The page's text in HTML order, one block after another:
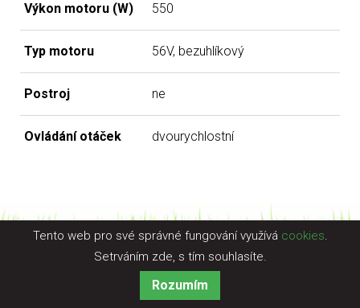
Výkon motoru (W) 550
Typ motoru 56V, bezuhlíkový
Postroj ne
Ovládání otáček dvourychlostní
© 2016 - Zahradní technika Brandýs nad Labem, by
Tento web pro své správné fungování využívá cookies.
Setrváním zde, s tím souhlasíte.
Rozumím